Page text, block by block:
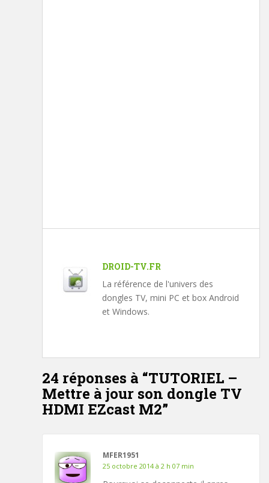
DROID-TV.FR
La référence de l'univers des
dongles TV, mini PC et box Android
et Windows.
24 réponses à “TUTORIEL –
Mettre à jour son dongle TV
HDMI EZcast M2”
MFER1951
25 octobre 2014 à 2 h 07 min